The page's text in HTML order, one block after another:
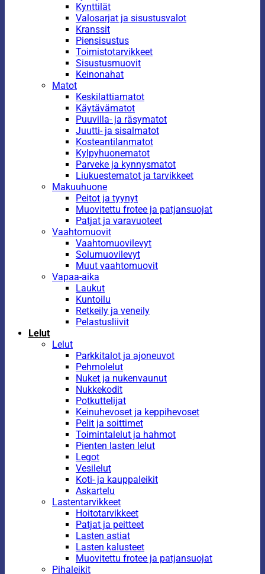
Kynttilät
Valosarjat ja sisustusvalot
Kranssit
Piensisustus
Toimistotarvikkeet
Sisustusmuovit
Keinonahat
Matot
Keskilattiamatot
Käytävämatot
Puuvilla- ja räsymatot
Juutti- ja sisalmatot
Kosteantilanmatot
Kylpyhuonematot
Parveke ja kynnysmatot
Liukuestematot ja tarvikkeet
Makuuhuone
Peitot ja tyynyt
Muovitettu frotee ja patjansuojat
Patjat ja varavuoteet
Vaahtomuovit
Vaahtomuovilevyt
Solumuovilevyt
Muut vaahtomuovit
Vapaa-aika
Laukut
Kuntoilu
Retkeily ja veneily
Pelastusliivit
Lelut
Lelut
Parkkitalot ja ajoneuvot
Pehmolelut
Nuket ja nukenvaunut
Nukkekodit
Potkuttelijat
Keinuhevoset ja keppihevoset
Pelit ja soittimet
Toimintalelut ja hahmot
Pienten lasten lelut
Legot
Vesilelut
Koti- ja kauppaleikit
Askartelu
Lastentarvikkeet
Hoitotarvikkeet
Patjat ja peitteet
Lasten astiat
Lasten kalusteet
Muovitettu frotee ja patjansuojat
Pihaleikit